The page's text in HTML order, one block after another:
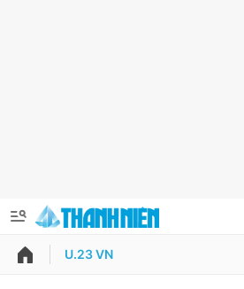
QUẢNG CÁO
U.23 VN